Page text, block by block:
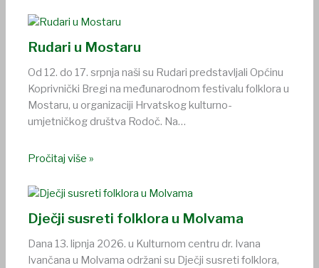
Rudari u Mostaru
Od 12. do 17. srpnja naši su Rudari predstavljali Općinu
Koprivnički Bregi na međunarodnom festivalu folklora u
Mostaru, u organizaciji Hrvatskog kulturno-
umjetničkog društva Rodoč. Na…
Pročitaj više »
Dječji susreti folklora u Molvama
Dana 13. lipnja 2026. u Kulturnom centru dr. Ivana
Ivančana u Molvama održani su Dječji susreti folklora,